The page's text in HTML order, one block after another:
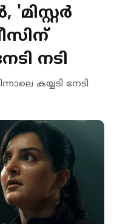
നടി
കയ്യടി നേടി